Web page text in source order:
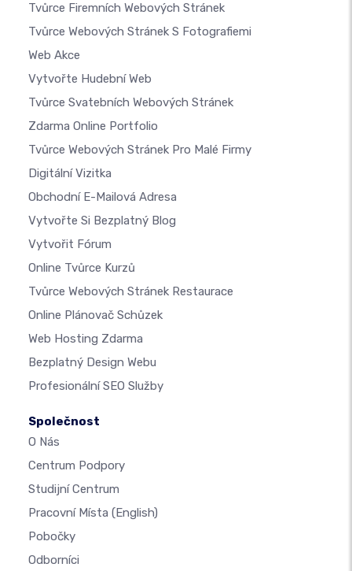
Tvůrce Firemních Webových Stránek
Tvůrce Webových Stránek S Fotografiemi
Web Akce
Vytvořte Hudební Web
Tvůrce Svatebních Webových Stránek
Zdarma Online Portfolio
Tvůrce Webových Stránek Pro Malé Firmy
Digitální Vizitka
Obchodní E-Mailová Adresa
Vytvořte Si Bezplatný Blog
Vytvořit Fórum
Online Tvůrce Kurzů
Tvůrce Webových Stránek Restaurace
Online Plánovač Schůzek
Web Hosting Zdarma
Bezplatný Design Webu
Profesionální SEO Služby
Společnost
O Nás
Centrum Podpory
Studijní Centrum
Pracovní Místa (English)
Pobočky
Odborníci